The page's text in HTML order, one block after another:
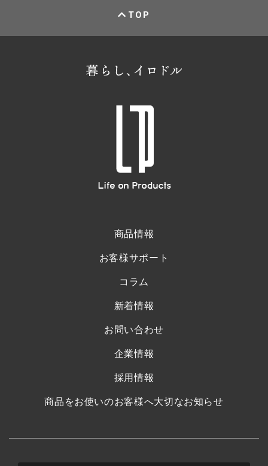
TOP
商品情報
お客様サポート
コラム
新着情報
お問い合わせ
企業情報
採用情報
商品をお使いのお客様へ大切なお知らせ